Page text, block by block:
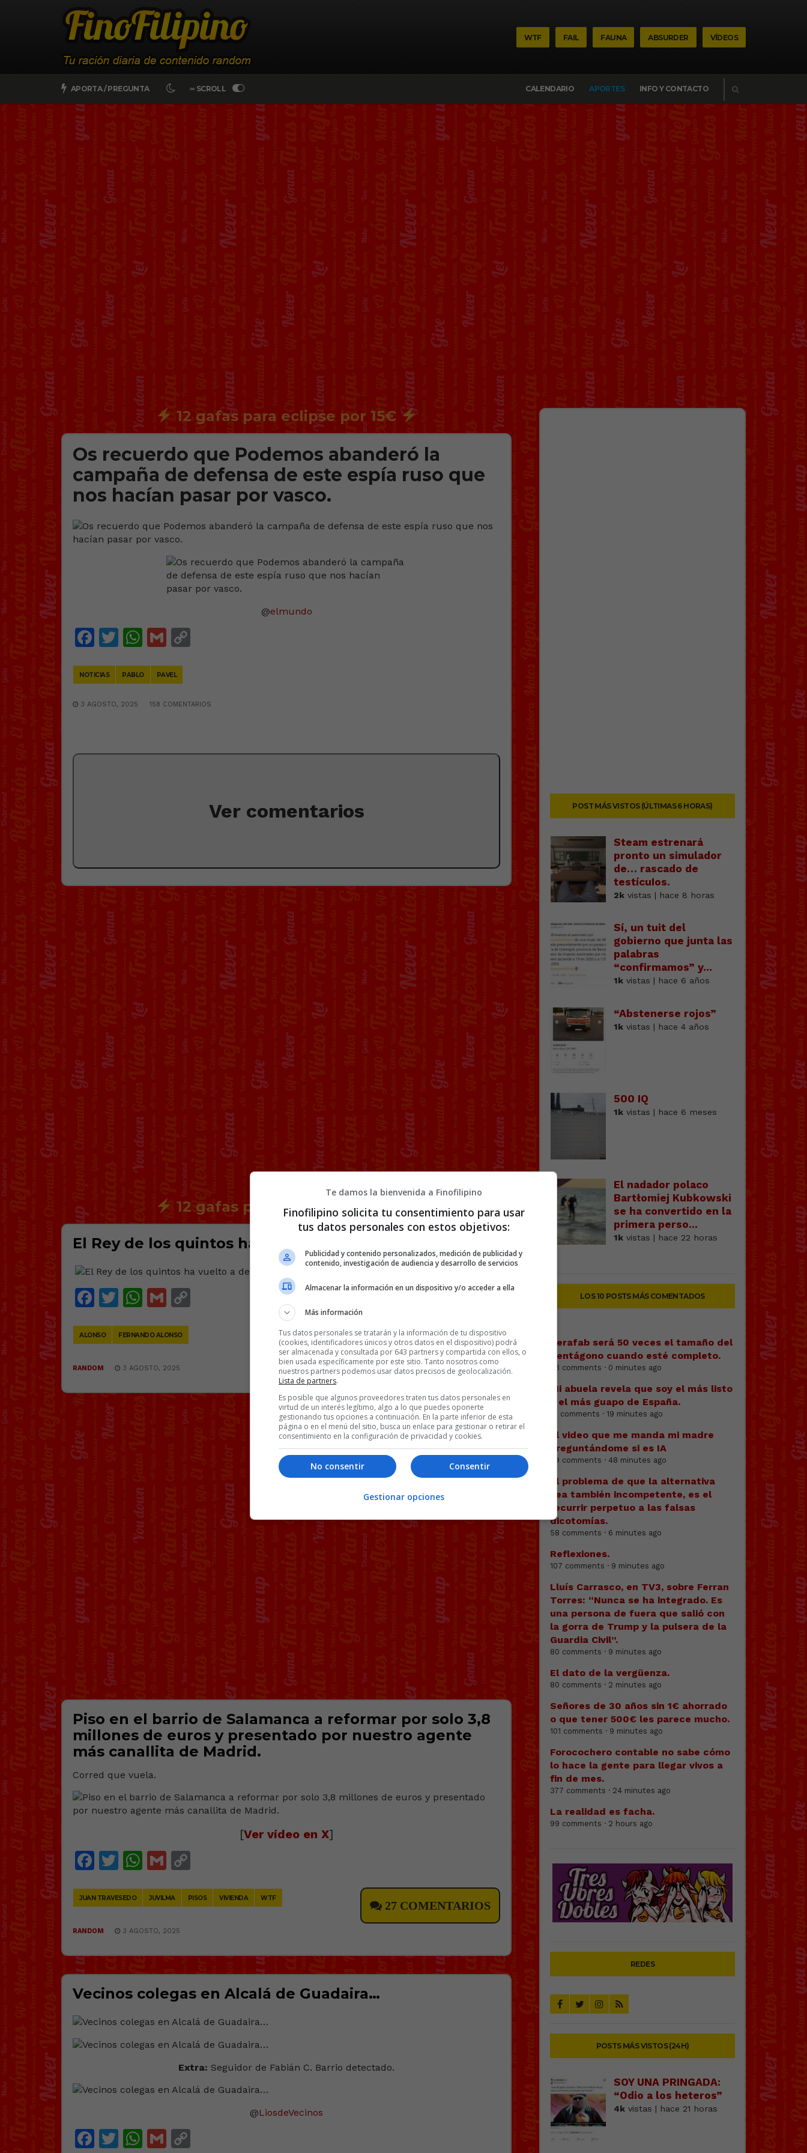
WTF FAIL FAUNA ABSURDER VÍDEOS
APORTA / PREGUNTA ∞ SCROLL
BUSCAR
CALENDARIO
APORTES INFO Y CONTACTO
12 gafas para eclipse por 15€
Os recuerdo que Podemos abanderó la
campaña de defensa de este espía ruso que
nos hacían pasar por vasco.
@elmundo
Facebook
Twitter
WhatsApp
Gmail
NOTICIAS PABLO PAVEL
3 AGOSTO, 2025 158 COMENTARIOS
Ver comentarios
12 gafas para eclipse por 15€
El Rey de los quintos ha vuelto a defender su trono.
Facebook
Twitter
WhatsApp
Gmail
ALONSO FERNANDO ALONSO
28 COMENTARIOS
RANDOM 3 AGOSTO, 2025
Piso en el barrio de Salamanca a reformar por solo 3,8
millones de euros y presentado por nuestro agente
más canallita de Madrid.
Corred que vuela.
[Ver vídeo en X]
Facebook
Twitter
WhatsApp
Gmail
JUAN TRAVESEDO JUVILMA PISOS VIVIENDA WTF
27 COMENTARIOS
RANDOM 3 AGOSTO, 2025
Vecinos colegas en Alcalá de Guadaira…
Extra: Seguidor de Fabián C. Barrio detectado.
@LiosdeVecinos
Facebook
Twitter
WhatsApp
Gmail
POST MÁS VISTOS (ÚLTIMAS 6 HORAS)
Steam estrenará
pronto un simulador
de… rascado de
testícuIos.
2kvistas | hace 8 horas
Sí, un tuit del
gobierno que junta las
palabras
“confirmamos” y...
1kvistas | hace 6 años
“Abstenerse rojos”
1kvistas | hace 4 años
500 IQ
1kvistas | hace 6 meses
El nadador polaco
Bartłomiej Kubkowski
se ha convertido en la
primera perso...
1kvistas | hace 22 horas
LOS 10 POSTS MÁS COMENTADOS
Terafab será 50 veces el tamaño del
Pentágono cuando esté completo.
73 comments · 0 minutes ago
Mi abuela revela que soy el más listo
y el más guapo de España.
41 comments · 19 minutes ago
El video que me manda mi madre
preguntándome si es IA
59 comments · 48 minutes ago
El problema de que la alternativa
sea también incompetente, es el
recurrir perpetuo a las falsas
dicotomías.
58 comments · 6 minutes ago
Reflexiones.
107 comments · 9 minutes ago
Lluís Carrasco, en TV3, sobre Ferran
Torres: “Nunca se ha integrado. Es
una persona de fuera que salió con
la gorra de Trump y la pulsera de la
Guardia Civil”.
80 comments · 9 minutes ago
El dato de la vergüenza.
80 comments · 2 minutes ago
Señores de 30 años sin 1€ ahorrado
o que tener 500€ les parece mucho.
101 comments · 9 minutes ago
Forocochero contable no sabe cómo
lo hace la gente para llegar vivos a
fin de mes.
377 comments · 24 minutes ago
La realidad es facha.
99 comments · 2 hours ago
REDES
POSTS MÁS VISTOS (24H)
SOY UNA PRINGADA:
“Odio a los heteros”
4kvistas | hace 21 horas
Te damos la bienvenida a Finofilipino
Finofilipino solicita tu consentimiento para usar
tus datos personales con estos objetivos:
Publicidad y contenido personalizados, medición de publicidad y
contenido, investigación de audiencia y desarrollo de servicios
Almacenar la información en un dispositivo y/o acceder a ella
Más información
Tus datos personales se tratarán y la información de tu dispositivo
(cookies, identificadores únicos y otros datos en el dispositivo) podrá
ser almacenada y consultada por 643 partners y compartida con ellos, o
bien usada específicamente por este sitio. Tanto nosotros como
nuestros partners podemos usar datos precisos de geolocalización.
Lista de partners.
Es posible que algunos proveedores traten tus datos personales en
virtud de un interés legítimo, algo a lo que puedes oponerte
gestionando tus opciones a continuación. En la parte inferior de esta
página o en el menú del sitio, busca un enlace para gestionar o retirar el
consentimiento en la configuración de privacidad y cookies.
Consentir
No consentir
Gestionar opciones